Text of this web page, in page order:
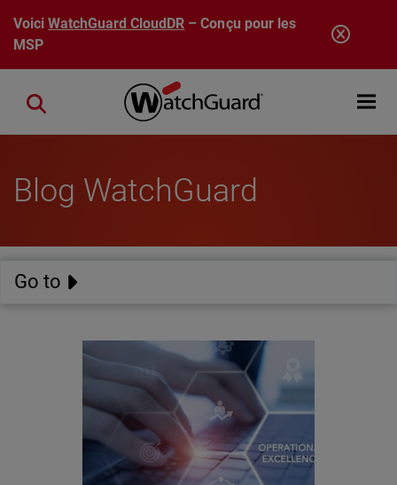
Aller au contenu principal
VoiciWatchGuard CloudDR – Conçu pour les
MSP
Open
Close search
Blog WatchGuard
Go to